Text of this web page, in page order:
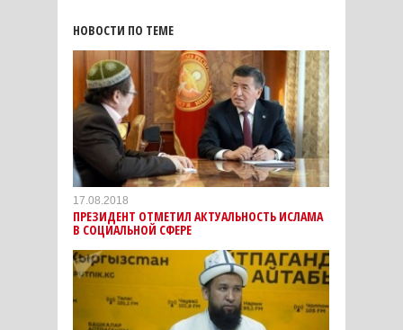
НОВОСТИ ПО ТЕМЕ
17.08.2018
ПРЕЗИДЕНТ ОТМЕТИЛ АКТУАЛЬНОСТЬ ИСЛАМА
В СОЦИАЛЬНОЙ СФЕРЕ